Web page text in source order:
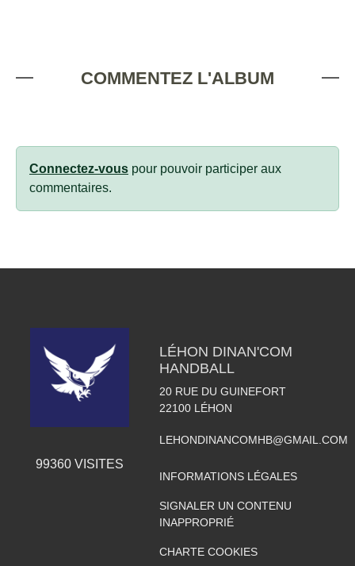
COMMENTEZ L'ALBUM
Connectez-vous pour pouvoir participer aux
commentaires.
99360VISITES
LÉHON DINAN'COM
HANDBALL
20 RUE DU GUINEFORT
22100 LÉHON
LEHONDINANCOMHB@GMAIL.COM
INFORMATIONS LÉGALES
SIGNALER UN CONTENU
INAPPROPRIÉ
CHARTE COOKIES